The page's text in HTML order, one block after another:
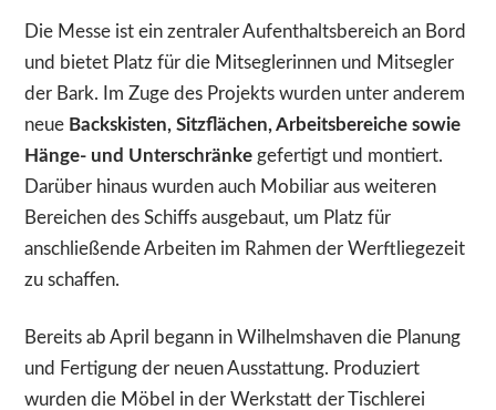
Die Messe ist ein zentraler Aufenthaltsbereich an Bord
und bietet Platz für die Mitseglerinnen und Mitsegler
der Bark. Im Zuge des Projekts wurden unter anderem
neue Backskisten, Sitzflächen, Arbeitsbereiche sowie
Hänge- und Unterschränke gefertigt und montiert.
Darüber hinaus wurden auch Mobiliar aus weiteren
Bereichen des Schiffs ausgebaut, um Platz für
anschließende Arbeiten im Rahmen der Werftliegezeit
zu schaffen.
Bereits ab April begann in Wilhelmshaven die Planung
und Fertigung der neuen Ausstattung. Produziert
wurden die Möbel in der Werkstatt der Tischlerei